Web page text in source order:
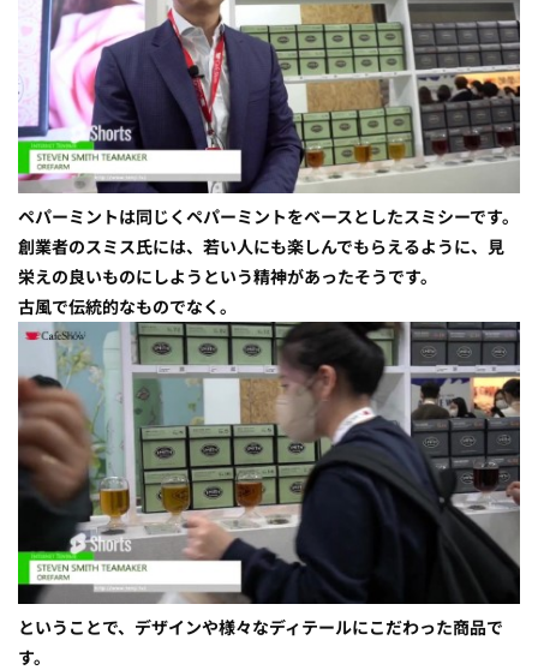
ペパーミントは同じくペパーミントをベースとしたスミシーです。
創業者のスミス氏には、若い人にも楽しんでもらえるように、見
栄えの良いものにしようという精神があったそうです。
古風で伝統的なものでなく。
ということで、デザインや様々なディテールにこだわった商品で
す。